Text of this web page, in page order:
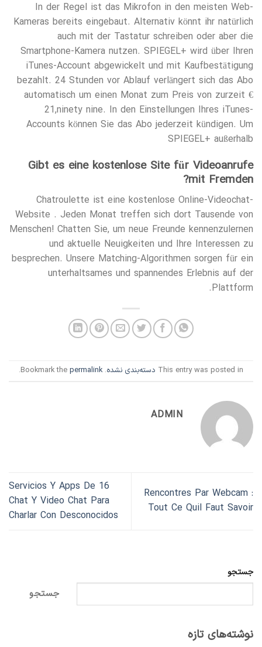
In der Regel ist das Mikrofon in den meisten Web-
Kameras bereits eingebaut. Alternativ könnt ihr natürlich
auch mit der Tastatur schreiben oder aber die
Smartphone-Kamera nutzen. SPIEGEL+ wird über Ihren
iTunes-Account abgewickelt und mit Kaufbestätigung
bezahlt. 24 Stunden vor Ablauf verlängert sich das Abo
automatisch um einen Monat zum Preis von zurzeit €
21,ninety nine. In den Einstellungen Ihres iTunes-
Accounts können Sie das Abo jederzeit kündigen. Um
SPIEGEL+ außerhalb
Gibt es eine kostenlose Site für Videoanrufe
mit Fremden?
Chatroulette ist eine kostenlose Online-Videochat-
Website . Jeden Monat treffen sich dort Tausende von
Menschen! Chatten Sie, um neue Freunde kennenzulernen
und aktuelle Neuigkeiten und Ihre Interessen zu
besprechen. Unsere Matching-Algorithmen sorgen für ein
unterhaltsames und spannendes Erlebnis auf der
Plattform.
This entry was posted in دسته‌بندی نشده. Bookmark the
permalink
.
ADMIN
Rencontres Par Webcam :
Tout Ce Quil Faut Savoir
16 Servicios Y Apps De
Chat Y Video Chat Para
Charlar Con Desconocidos
جستجو
جستجو
نوشته‌های تازه